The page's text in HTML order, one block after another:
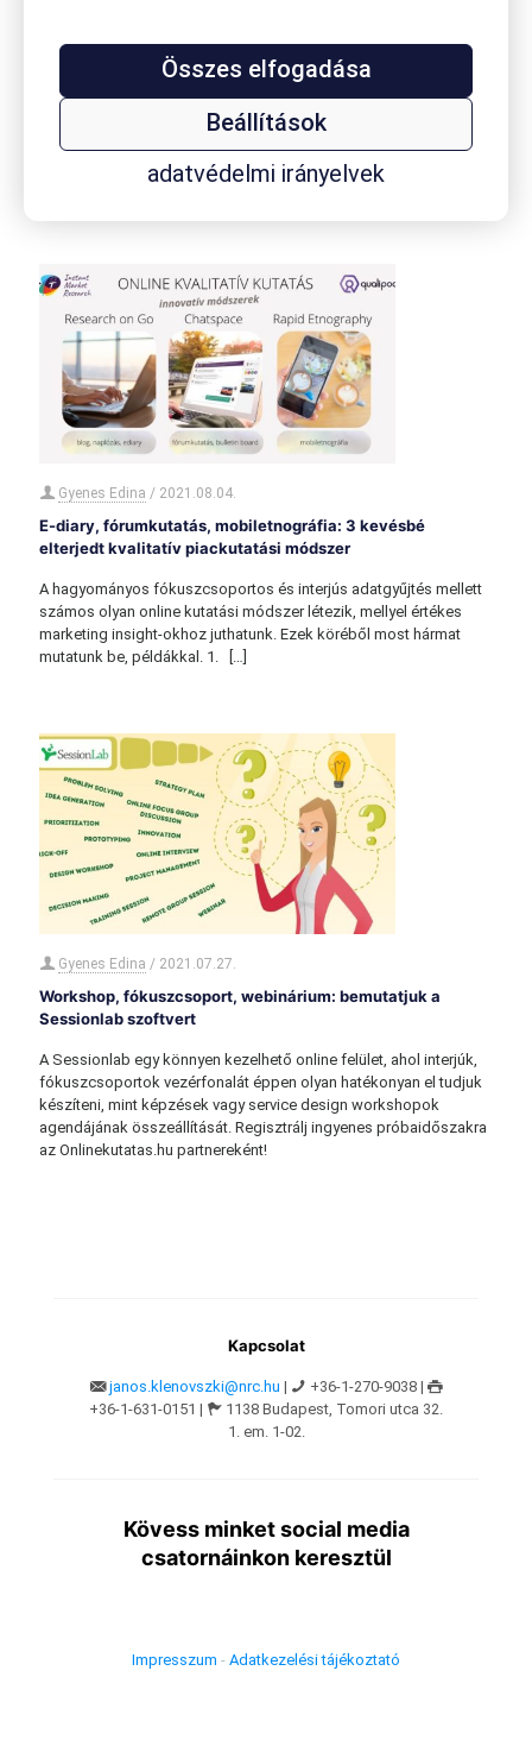
Összes elfogadása
Beállítások
adatvédelmi irányelvek
2021.08.26.
Mi mindent tud nyújtani az online kvalitatív piackutatás?
11 konkért érv az online piackutatás mellett. Módszer-ajánlások
üzleti céljaid alapján. Szoftver ahhoz, hogy kérdezhesd
ügyfeleidet. Érdekel?
Gyenes Edina / 2021.08.04.
E-diary, fórumkutatás, mobiletnográfia: 3 kevésbé
elterjedt kvalitatív piackutatási módszer
A hagyományos fókuszcsoportos és interjús adatgyűjtés mellett
számos olyan online kutatási módszer létezik, mellyel értékes
marketing insight-okhoz juthatunk. Ezek köréből most hármat
mutatunk be, példákkal. 1.
[…]
Gyenes Edina / 2021.07.27.
Workshop, fókuszcsoport, webinárium: bemutatjuk a
Sessionlab szoftvert
A Sessionlab egy könnyen kezelhető online felület, ahol interjúk,
fókuszcsoportok vezérfonalát éppen olyan hatékonyan el tudjuk
készíteni, mint képzések vagy service design workshopok
agendájának összeállítását. Regisztrálj ingyenes próbaidőszakra
az Onlinekutatas.hu partnereként!
Kapcsolat
janos.klenovszki@nrc.hu |
+36-1-270-9038 |
+36-1-631-0151 |
1138 Budapest, Tomori utca 32.
1. em. 1-02.
Kövess minket social media
csatornáinkon keresztül
Impresszum - Adatkezelési tájékoztató